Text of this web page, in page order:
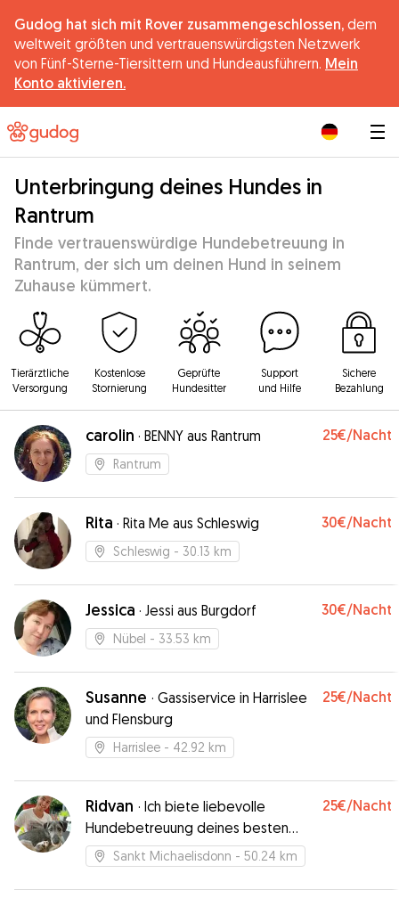
Gudog hat sich mit Rover zusammengeschlossen, dem
weltweit größten und vertrauenswürdigsten Netzwerk
von Fünf-Sterne-Tiersittern und Hundeausführern. Mein
Konto aktivieren.
Unterbringung deines Hundes in
Rantrum
Finde vertrauenswürdige Hundebetreuung in
Rantrum, der sich um deinen Hund in seinem
Zuhause kümmert.
Tierärztliche
Versorgung
Kostenlose
Stornierung
Geprüfte
Hundesitter
Support
und Hilfe
Sichere
Bezahlung
carolin · BENNY aus Rantrum 25€/Nacht
Rantrum
Rita · Rita Me aus Schleswig 30€/Nacht
Schleswig - 30.13 km
Jessica · Jessi aus Burgdorf 30€/Nacht
Nübel - 33.53 km
Susanne · Gassiservice in Harrislee
und Flensburg
25€/Nacht
Harrislee - 42.92 km
Ridvan · Ich biete liebevolle
Hundebetreuung deines besten
Freundes an
25€/Nacht
Sankt Michaelisdonn - 50.24 km